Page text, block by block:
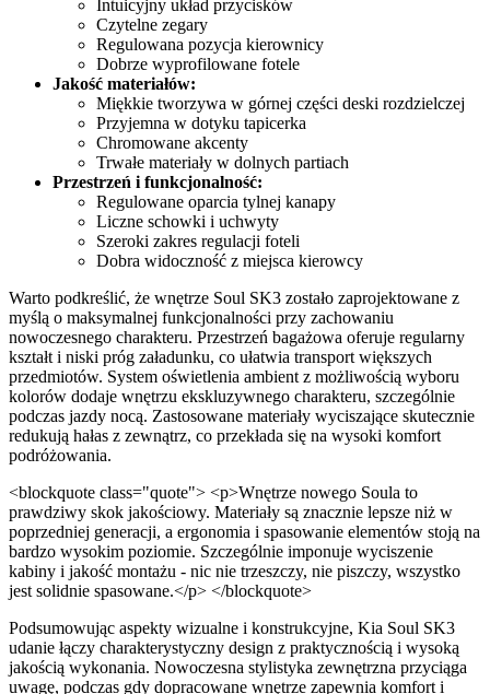
Intuicyjny układ przycisków
Czytelne zegary
Regulowana pozycja kierownicy
Dobrze wyprofilowane fotele
Jakość materiałów:
Miękkie tworzywa w górnej części deski rozdzielczej
Przyjemna w dotyku tapicerka
Chromowane akcenty
Trwałe materiały w dolnych partiach
Przestrzeń i funkcjonalność:
Regulowane oparcia tylnej kanapy
Liczne schowki i uchwyty
Szeroki zakres regulacji foteli
Dobra widoczność z miejsca kierowcy
Warto podkreślić, że wnętrze Soul SK3 zostało zaprojektowane z
myślą o maksymalnej funkcjonalności przy zachowaniu
nowoczesnego charakteru. Przestrzeń bagażowa oferuje regularny
kształt i niski próg załadunku, co ułatwia transport większych
przedmiotów. System oświetlenia ambient z możliwością wyboru
kolorów dodaje wnętrzu ekskluzywnego charakteru, szczególnie
podczas jazdy nocą. Zastosowane materiały wyciszające skutecznie
redukują hałas z zewnątrz, co przekłada się na wysoki komfort
podróżowania.
<blockquote class="quote"> <p>Wnętrze nowego Soula to
prawdziwy skok jakościowy. Materiały są znacznie lepsze niż w
poprzedniej generacji, a ergonomia i spasowanie elementów stoją na
bardzo wysokim poziomie. Szczególnie imponuje wyciszenie
kabiny i jakość montażu - nic nie trzeszczy, nie piszczy, wszystko
jest solidnie spasowane.</p> </blockquote>
Podsumowując aspekty wizualne i konstrukcyjne, Kia Soul SK3
udanie łączy charakterystyczny design z praktycznością i wysoką
jakością wykonania. Nowoczesna stylistyka zewnętrzna przyciąga
uwagę, podczas gdy dopracowane wnętrze zapewnia komfort i